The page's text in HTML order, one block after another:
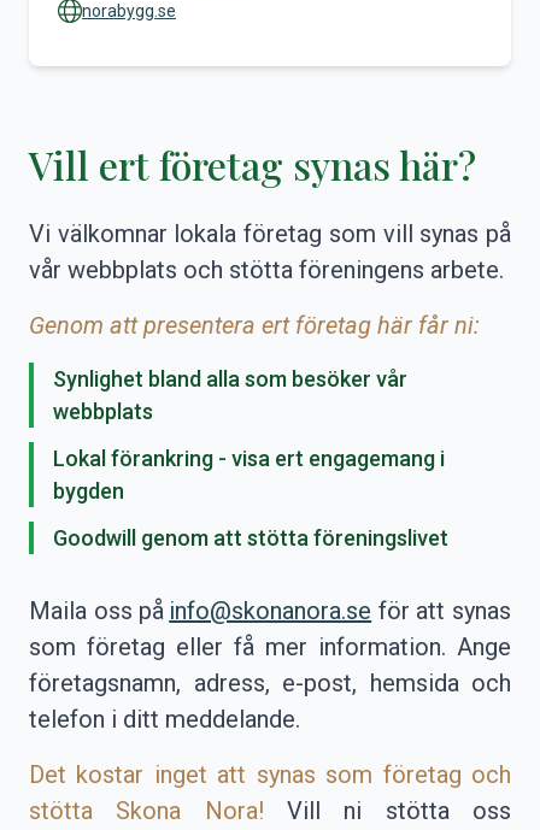
norabygg.se
Vill ert företag synas här?
Vi välkomnar lokala företag som vill synas på
vår webbplats och stötta föreningens arbete.
Genom att presentera ert företag här får ni:
Synlighet bland alla som besöker vår
webbplats
Lokal förankring - visa ert engagemang i
bygden
Goodwill genom att stötta föreningslivet
Maila oss på info@skonanora.se för att synas
som företag eller få mer information. Ange
företagsnamn, adress, e-post, hemsida och
telefon i ditt meddelande.
Det kostar inget att synas som företag och
stötta Skona Nora! Vill ni stötta oss